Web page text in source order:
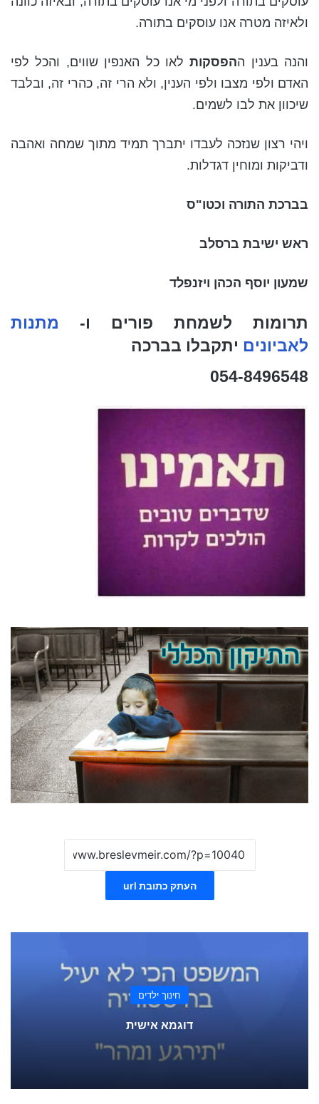
ולאיזה מטרה אנו עוסקים בתורה.
והנה בענין ההפסקותלאו כל האנפין שווים, והכל לפי
האדם ולפי מצבו ולפי הענין, ולא הרי זה, כהרי זה, ובלבד
שיכוון את לבו לשמים.
ויהי רצון שנזכה לעבדו יתברך תמיד מתוך שמחה ואהבה
ודביקות ומוחין דגדלות.
בברכת התורה וכטו"ס
ראש ישיבת ברסלב
שמעון יוסף הכהן ויזנפלד
תרומות לשמחת פורים ו- מתנות
לאביונים יתקבלו בברכה
054-8496548
העתק כתובת url
חינוך ילדים
דוגמא אישית